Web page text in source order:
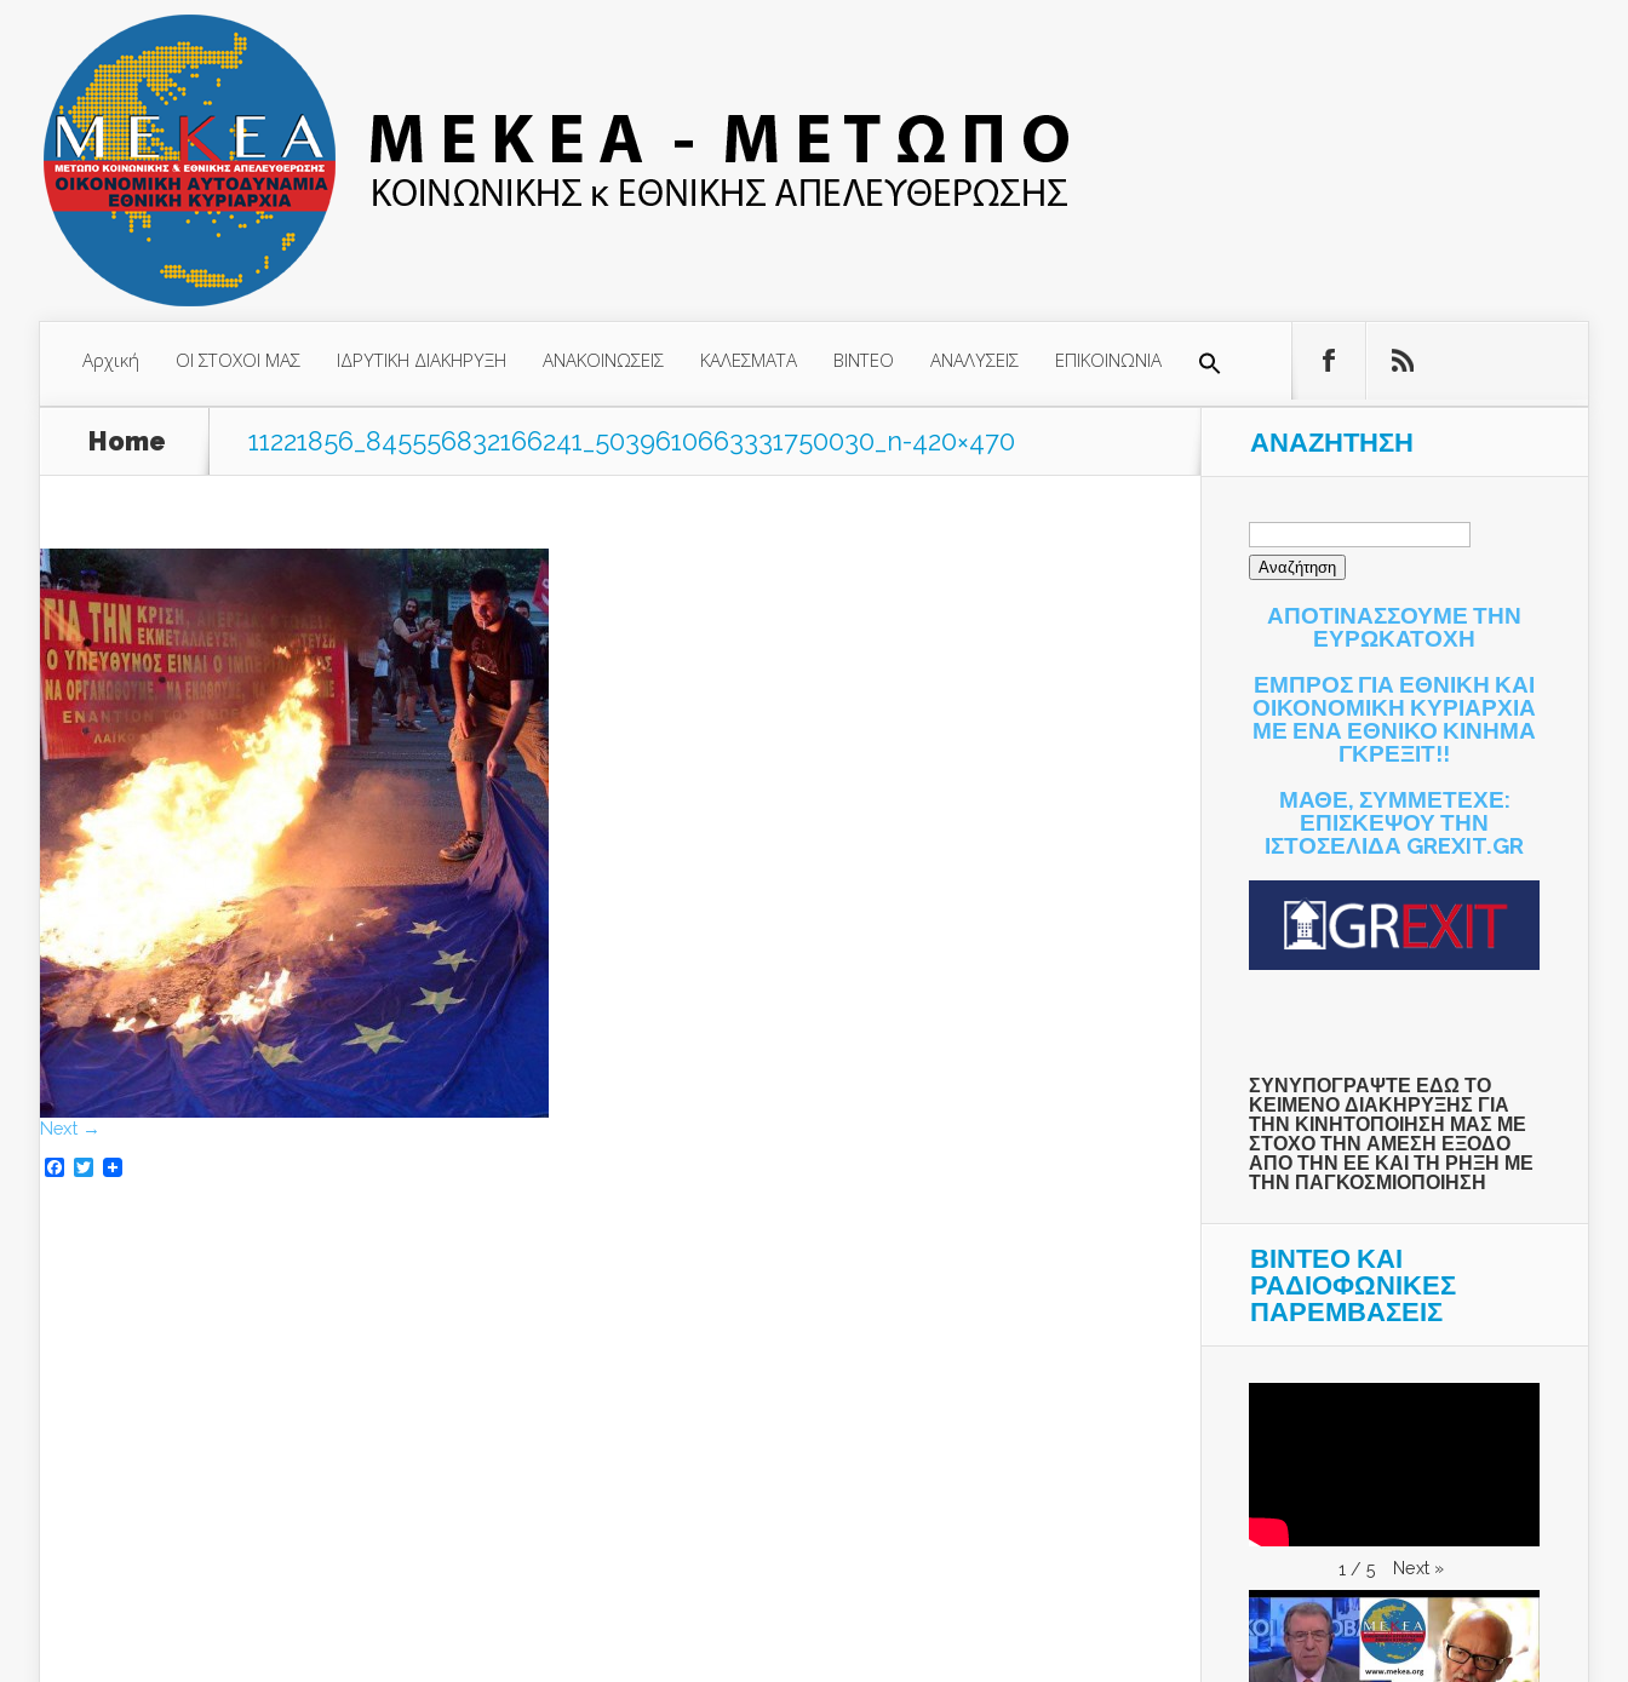
Αρχική ΟΙ ΣΤΟΧΟΙ ΜΑΣ ΙΔΡΥΤΙΚΗ ΔΙΑΚΗΡΥΞΗ ΑΝΑΚΟΙΝΩΣΕΙΣ ΚΑΛΕΣΜΑΤΑ ΒΙΝΤΕΟ ΑΝΑΛΥΣΕΙΣ ΕΠΙΚΟΙΝΩΝΙΑ
Home 11221856_845556832166241_5039610663331750030_n-420×470
Next →
Facebook
Twitter
ΑΝΑΖΉΤΗΣΗ
Αναζήτηση
ΑΠΟΤΙΝΑΣΣΟΥΜΕ ΤΗΝ
ΕΥΡΩΚΑΤΟΧΗ
ΕΜΠΡΟΣ ΓΙΑ ΕΘΝΙΚΗ ΚΑΙ
ΟΙΚΟΝΟΜΙΚΗ ΚΥΡΙΑΡΧΙΑ
ΜΕ ΕΝΑ ΕΘΝΙΚΟ ΚΙΝΗΜΑ
ΓΚΡΕΞΙΤ!!
ΜΑΘΕ, ΣΥΜΜΕΤΕΧΕ:
ΕΠΙΣΚΕΨΟΥ ΤΗΝ
ΙΣΤΟΣΕΛΙΔΑ GREXIT.GR
ΣΥΝΥΠΟΓΡΑΨΤΕ ΕΔΩ ΤΟ
ΚΕΙΜΕΝΟ ΔΙΑΚΗΡΥΞΗΣ ΓΙΑ
ΤΗΝ ΚΙΝΗΤΟΠΟΙΗΣΗ ΜΑΣ ΜΕ
ΣΤΟΧΟ ΤΗΝ ΑΜΕΣΗ ΕΞΟΔΟ
ΑΠΟ ΤΗΝ ΕΕ ΚΑΙ ΤΗ ΡΗΞΗ ΜΕ
ΤΗΝ ΠΑΓΚΟΣΜΙΟΠΟΙΗΣΗ
ΒΙΝΤΕΟ ΚΑΙ
ΡΑΔΙΟΦΩΝΙΚΕΣ
ΠΑΡΕΜΒΑΣΕΙΣ
1 / 5 Next »